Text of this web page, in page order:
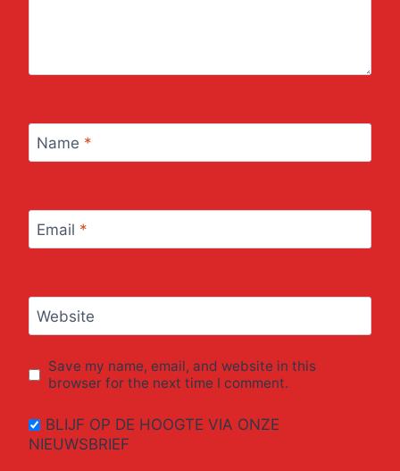
Name *
Email *
Website
Save my name, email, and website in this
browser for the next time I comment.
BLIJF OP DE HOOGTE VIA ONZE
NIEUWSBRIEF